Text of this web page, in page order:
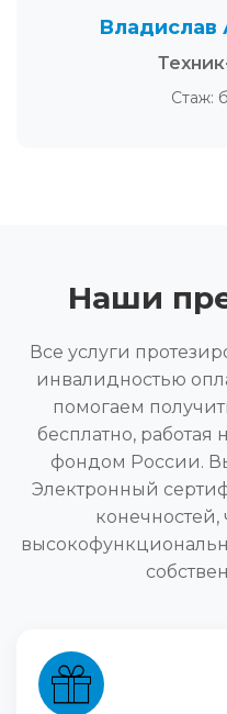
Владислав
Стаж:
Наши
Все услуги
инвалидностью
помогаем
бесплатно,
фондом России.
Электронный
конечностей,